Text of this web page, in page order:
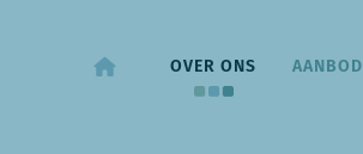
OVER ONS AANBOD